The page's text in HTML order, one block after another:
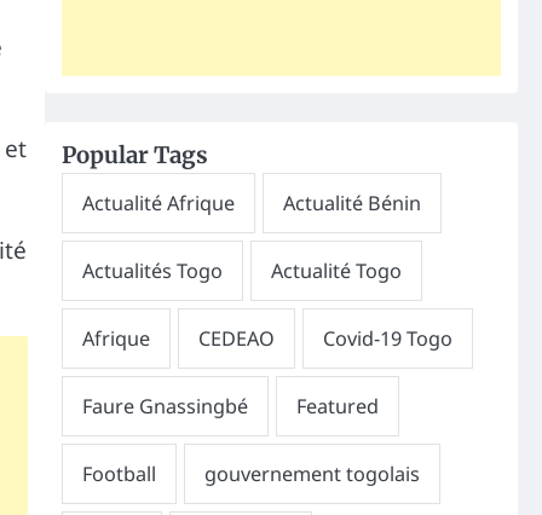
et Popular Tags